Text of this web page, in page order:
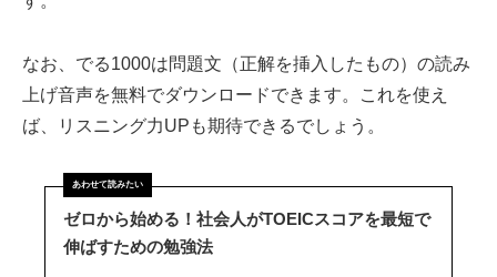
なお、でる1000は問題文（正解を挿入したもの）の読み
上げ音声を無料でダウンロードできます。これを使え
ば、リスニング力UPも期待できるでしょう。
ゼロから始める！社会人がTOEICスコアを最短で
伸ばすための勉強法